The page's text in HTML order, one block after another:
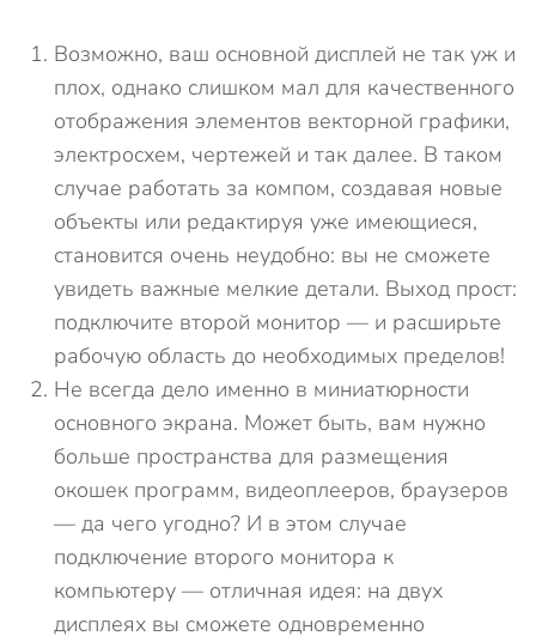
Возможно, ваш основной дисплей не так уж и
плох, однако слишком мал для качественного
отображения элементов векторной графики,
электросхем, чертежей и так далее. В таком
случае работать за компом, создавая новые
объекты или редактируя уже имеющиеся,
становится очень неудобно: вы не сможете
увидеть важные мелкие детали. Выход прост:
подключите второй монитор — и расширьте
рабочую область до необходимых пределов!
Не всегда дело именно в миниатюрности
основного экрана. Может быть, вам нужно
больше пространства для размещения
окошек программ, видеоплееров, браузеров
— да чего угодно? И в этом случае
подключение второго монитора к
компьютеру — отличная идея: на двух
дисплеях вы сможете одновременно